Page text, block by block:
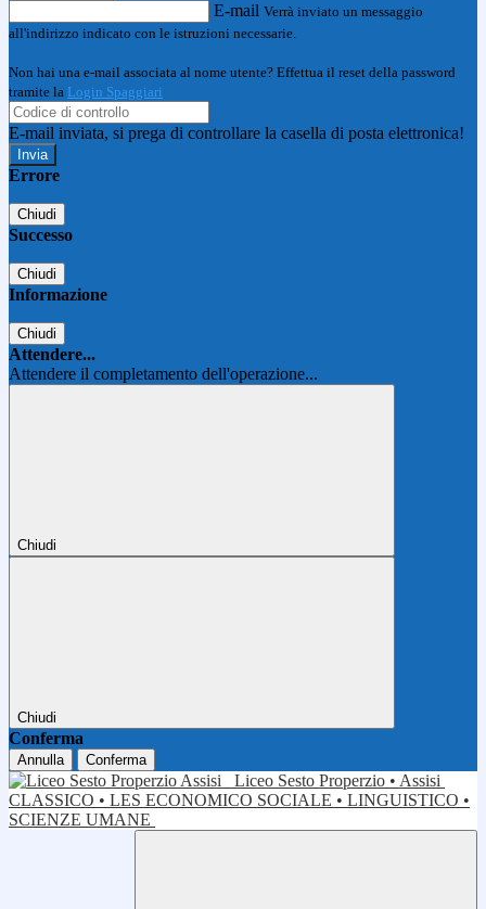
E-mail Verrà inviato un messaggio
all'indirizzo indicato con le istruzioni necessarie.
Non hai una e-mail associata al nome utente? Effettua il reset della password
tramite la Login Spaggiari
E-mail inviata, si prega di controllare la casella di posta elettronica!
Errore
Chiudi
Successo
Chiudi
Informazione
Chiudi
Attendere...
Attendere il completamento dell'operazione...
Chiudi
Chiudi
Conferma
Annulla Conferma
Liceo Sesto Properzio • Assisi
CLASSICO • LES ECONOMICO SOCIALE • LINGUISTICO •
SCIENZE UMANE